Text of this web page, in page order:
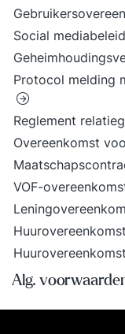
Social mediabeleid
Protocol melding
Reglement
Overeenkomst
VOF-
Alg.